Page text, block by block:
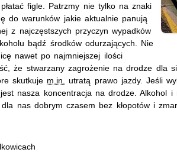
figle. Patrzmy nie tylko na znaki
do warunków jakie aktualnie panują
z najczęstszych przyczyn wypadków
bądź środków odurzających. Nie
nawet po najmniejszej ilości
że stwarzany zagrożenie na drodze dla
skutkuje m.in.
utratą prawo jazdy. Jeśli
nasza koncentracja na drodze. Alkohol i
nas dobrym czasem bez kłopotów i